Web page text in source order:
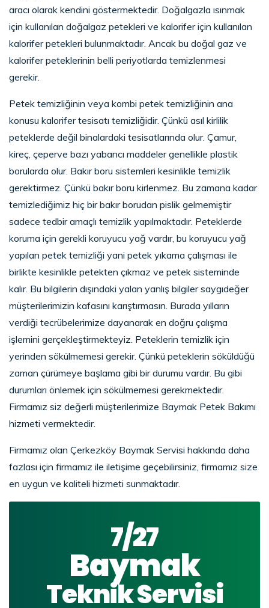
aracı olarak kendini göstermektedir. Doğalgazla ısınmak
için kullanılan doğalgaz petekleri ve kalorifer için kullanılan
kalorifer petekleri bulunmaktadır. Ancak bu doğal gaz ve
kalorifer peteklerinin belli periyotlarda temizlenmesi
gerekir.
Petek temizliğinin veya kombi petek temizliğinin ana
konusu kalorifer tesisatı temizliğidir. Çünkü asıl kirlilik
peteklerde değil binalardaki tesisatlarında olur. Çamur,
kireç, çeperve bazı yabancı maddeler genellikle plastik
borularda olur. Bakır boru sistemleri kesinlikle temizlik
gerektirmez. Çünkü bakır boru kirlenmez. Bu zamana kadar
temizlediğimiz hiç bir bakır borudan pislik gelmemiştir
sadece tedbir amaçlı temizlik yapılmaktadır. Peteklerde
koruma için gerekli koruyucu yağ vardır, bu koruyucu yağ
yapılan petek temizliği yani petek yıkama çalışması ile
birlikte kesinlikle petekten çıkmaz ve petek sisteminde
kalır. Bu bilgilerin dışındaki yalan yanlış bilgiler saygıdeğer
müşterilerimizin kafasını karıştırmasın. Burada yılların
verdiği tecrübelerimize dayanarak en doğru çalışma
işlemini gerçekleştirmekteyiz. Peteklerin temizlik için
yerinden sökülmemesi gerekir. Çünkü peteklerin söküldüğü
zaman çürümeye başlama gibi bir durumu vardır. Bu gibi
durumları önlemek için sökülmemesi gerekmektedir.
Firmamız siz değerli müşterilerimize Baymak Petek Bakımı
hizmeti vermektedir.
Firmamız olan Çerkezköy Baymak Servisi hakkında daha
fazlası için firmamız ile iletişime geçebilirsiniz, firmamız size
en uygun ve kaliteli hizmeti sunmaktadır.
7/27
Baymak
Teknik Servisi